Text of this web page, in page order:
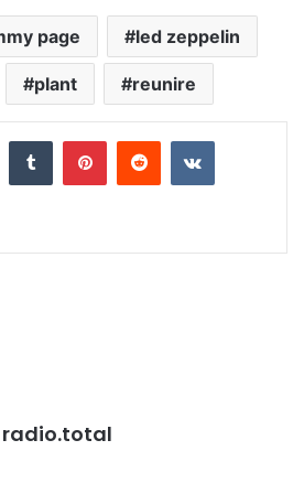
page led zeppelin
plant reunire
TumblrPinterestRedditVKontakte
radio.total